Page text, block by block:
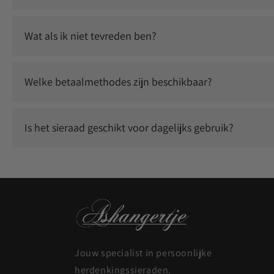
Wat als ik niet tevreden ben?
Welke betaalmethodes zijn beschikbaar?
Is het sieraad geschikt voor dagelijks gebruik?
Jouw specialist in persoonlijke
herdenkingssieraden.